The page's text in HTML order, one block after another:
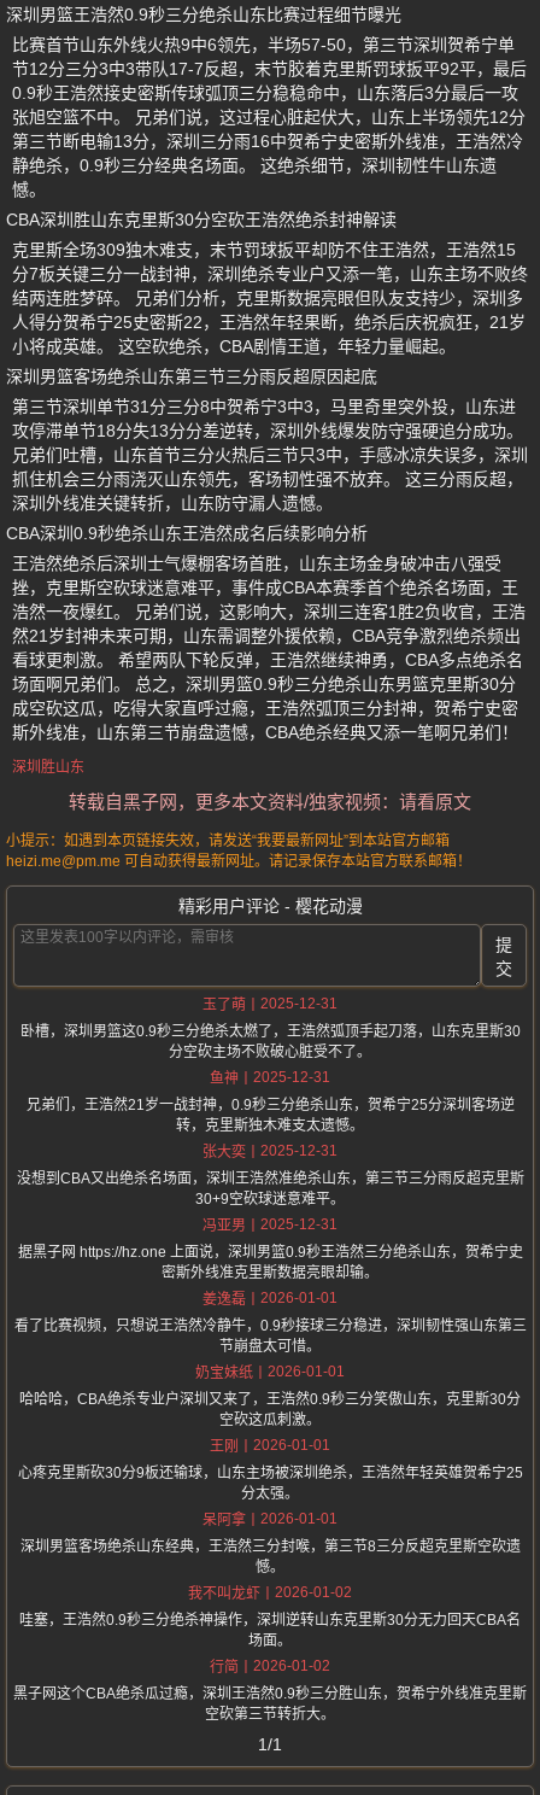
深圳男篮王浩然0.9秒三分绝杀山东比赛过程细节曝光
比赛首节山东外线火热9中6领先，半场57-50，第三节深圳贺希宁单
节12分三分3中3带队17-7反超，末节胶着克里斯罚球扳平92平，最后
0.9秒王浩然接史密斯传球弧顶三分稳稳命中，山东落后3分最后一攻
张旭空篮不中。 兄弟们说，这过程心脏起伏大，山东上半场领先12分
第三节断电输13分，深圳三分雨16中贺希宁史密斯外线准，王浩然冷
静绝杀，0.9秒三分经典名场面。 这绝杀细节，深圳韧性牛山东遗
憾。
CBA深圳胜山东克里斯30分空砍王浩然绝杀封神解读
克里斯全场309独木难支，末节罚球扳平却防不住王浩然，王浩然15
分7板关键三分一战封神，深圳绝杀专业户又添一笔，山东主场不败终
结两连胜梦碎。 兄弟们分析，克里斯数据亮眼但队友支持少，深圳多
人得分贺希宁25史密斯22，王浩然年轻果断，绝杀后庆祝疯狂，21岁
小将成英雄。 这空砍绝杀，CBA剧情王道，年轻力量崛起。
深圳男篮客场绝杀山东第三节三分雨反超原因起底
第三节深圳单节31分三分8中贺希宁3中3，马里奇里突外投，山东进
攻停滞单节18分失13分分差逆转，深圳外线爆发防守强硬追分成功。
兄弟们吐槽，山东首节三分火热后三节只3中，手感冰凉失误多，深圳
抓住机会三分雨浇灭山东领先，客场韧性强不放弃。 这三分雨反超，
深圳外线准关键转折，山东防守漏人遗憾。
CBA深圳0.9秒绝杀山东王浩然成名后续影响分析
王浩然绝杀后深圳士气爆棚客场首胜，山东主场金身破冲击八强受
挫，克里斯空砍球迷意难平，事件成CBA本赛季首个绝杀名场面，王
浩然一夜爆红。 兄弟们说，这影响大，深圳三连客1胜2负收官，王浩
然21岁封神未来可期，山东需调整外援依赖，CBA竞争激烈绝杀频出
看球更刺激。 希望两队下轮反弹，王浩然继续神勇，CBA多点绝杀名
场面啊兄弟们。 总之，深圳男篮0.9秒三分绝杀山东男篮克里斯30分
成空砍这瓜，吃得大家直呼过瘾，王浩然弧顶三分封神，贺希宁史密
斯外线准，山东第三节崩盘遗憾，CBA绝杀经典又添一笔啊兄弟们！
深圳胜山东
转载自黑子网，更多本文资料/独家视频：请看原文
小提示：如遇到本页链接失效，请发送“我要最新网址”到本站官方邮箱
heizi.me@pm.me 可自动获得最新网址。请记录保存本站官方联系邮箱！
精彩用户评论 - 樱花动漫
提
交
玉了萌
2025-12-31
卧槽，深圳男篮这0.9秒三分绝杀太燃了，王浩然弧顶手起刀落，山东克里斯30
分空砍主场不败破心脏受不了。
鱼神
2025-12-31
兄弟们，王浩然21岁一战封神，0.9秒三分绝杀山东，贺希宁25分深圳客场逆
转，克里斯独木难支太遗憾。
张大奕
2025-12-31
没想到CBA又出绝杀名场面，深圳王浩然准绝杀山东，第三节三分雨反超克里斯
30+9空砍球迷意难平。
冯亚男
2025-12-31
据黑子网 https://hz.one 上面说，深圳男篮0.9秒王浩然三分绝杀山东，贺希宁史
密斯外线准克里斯数据亮眼却输。
姜逸磊
2026-01-01
看了比赛视频，只想说王浩然冷静牛，0.9秒接球三分稳进，深圳韧性强山东第三
节崩盘太可惜。
奶宝妹纸
2026-01-01
哈哈哈，CBA绝杀专业户深圳又来了，王浩然0.9秒三分笑傲山东，克里斯30分
空砍这瓜刺激。
王刚
2026-01-01
心疼克里斯砍30分9板还输球，山东主场被深圳绝杀，王浩然年轻英雄贺希宁25
分太强。
呆阿拿
2026-01-01
深圳男篮客场绝杀山东经典，王浩然三分封喉，第三节8三分反超克里斯空砍遗
憾。
我不叫龙虾
2026-01-02
哇塞，王浩然0.9秒三分绝杀神操作，深圳逆转山东克里斯30分无力回天CBA名
场面。
行简
2026-01-02
黑子网这个CBA绝杀瓜过瘾，深圳王浩然0.9秒三分胜山东，贺希宁外线准克里斯
空砍第三节转折大。
1/1